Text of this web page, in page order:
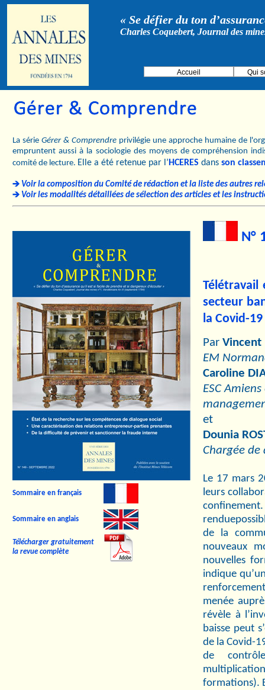
« Se défier du ton
Charles Coquebert, Journal des
Accueil Qui
La série Gérer & Comprendre privilégie une approche humaine de
empruntent aussi à la sociologie des moyens de compréhension
comité de lecture. Elle a été retenue par l’ HCERES dans son
Voir la composition du Comité de rédaction et la liste des autres
Voir les modalités détaillées de sélection des articles et les
Sommaire en français
Sommaire en anglais
Télécharger gratuitement
la revue complète
N°
Télétravail
secteur
la Covid-19
Par Vincent
EM
Caroline
ESC
et
Dounia
Chargée de
Le 17 mars
leurs
de la
nouveaux
nouvelles
indique
menée
révèle à
baisse peut
de la Covid-
de
formations).